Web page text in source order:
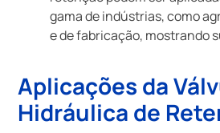
gama de indústrias, como
e de fabricação, mostrando
Aplicações da
Hidráulica de